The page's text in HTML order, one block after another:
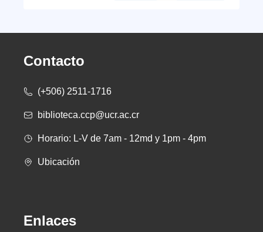
Contacto
(+506) 2511-1716
biblioteca.ccp@ucr.ac.cr
Horario: L-V de 7am - 12md y 1pm - 4pm
Ubicación
Enlaces